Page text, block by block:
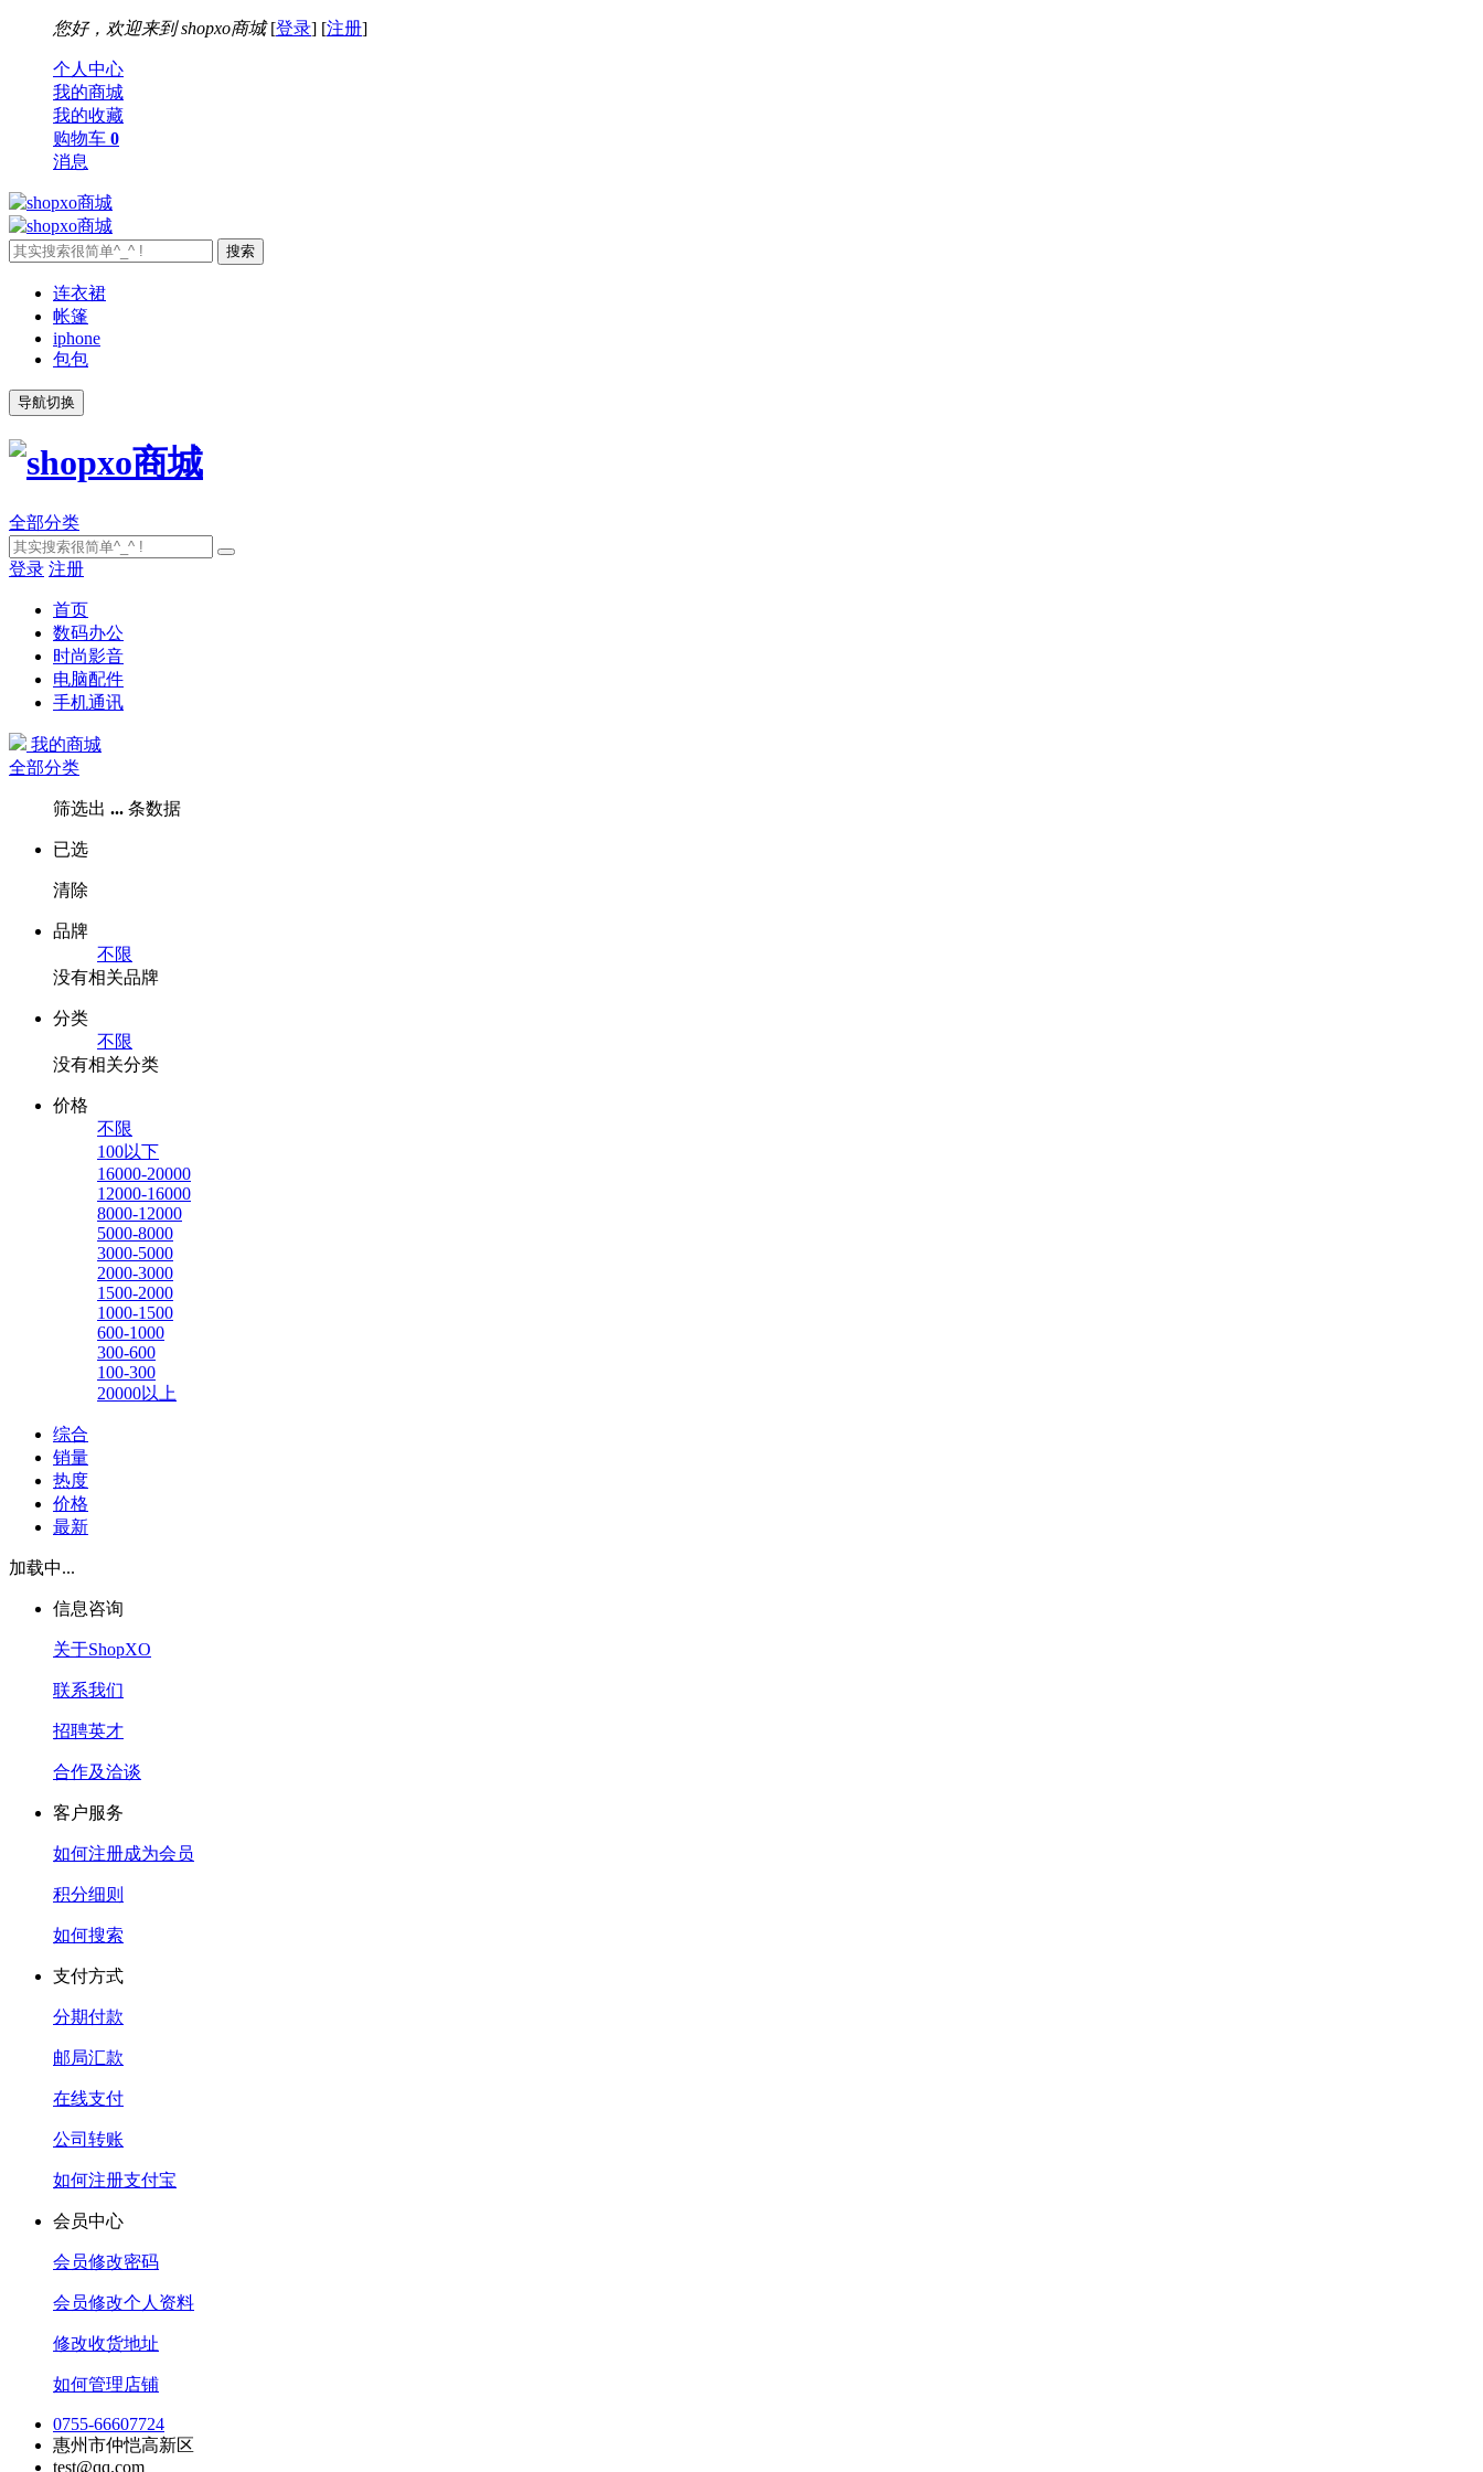
您好，欢迎来到 shopxo商城[登录] [注册]
个人中心
我的商城
我的收藏
购物车 0
消息
连衣裙
帐篷
iphone
包包
导航切换
全部分类
登录 注册
首页
数码办公
时尚影音
电脑配件
手机通讯
我的商城
全部分类
筛选出 ... 条数据
已选
清除
品牌
不限
没有相关品牌
分类
不限
没有相关分类
价格
不限
100以下
16000-20000
12000-16000
8000-12000
5000-8000
3000-5000
2000-3000
1500-2000
1000-1500
600-1000
300-600
100-300
20000以上
综合
销量
热度
价格
最新
加载中...
信息咨询
关于ShopXO
联系我们
招聘英才
合作及洽谈
客户服务
如何注册成为会员
积分细则
如何搜索
支付方式
分期付款
邮局汇款
在线支付
公司转账
如何注册支付宝
会员中心
会员修改密码
会员修改个人资料
修改收货地址
如何管理店铺
0755-66607724
惠州市仲恺高新区
test@qq.com